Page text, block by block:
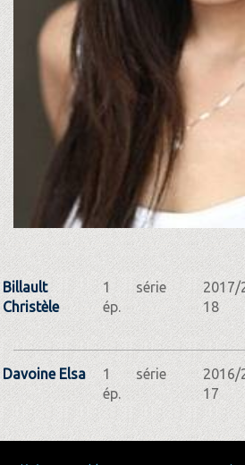
Billault
Christèle
1
ép.
série
2017/
18
Davoine Elsa
1
ép.
série
2016/
17